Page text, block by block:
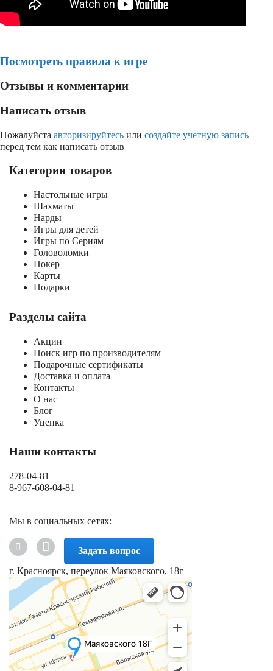
Посмотреть правила к игре
Отзывы и комментарии
Написать отзыв
Пожалуйста авторизируйтесь или создайте учетную запись
перед тем как написать отзыв
Категории товаров
Настольные игры
Шахматы
Нарды
Игры для детей
Игры по Сериям
Головоломки
Покер
Карты
Подарки
Разделы сайта
Акции
Поиск игр по производителям
Подарочные сертификаты
Доставка и оплата
Контакты
О нас
Блог
Уценка
Наши контакты
278-04-81
8-967-608-04-81
Мы в социальных сетях:
Задать вопрос
г. Красноярск, переулок Маяковского, 18г